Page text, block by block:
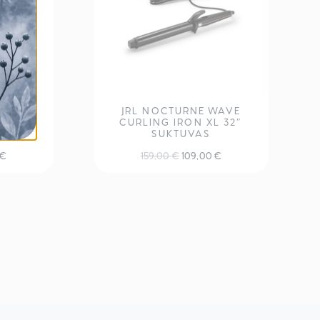
28″
€Current
JRL NOCTURNE WAVE
CURLING IRON XL 32″
SUKTUVAS
159,00€Original
109,00 €